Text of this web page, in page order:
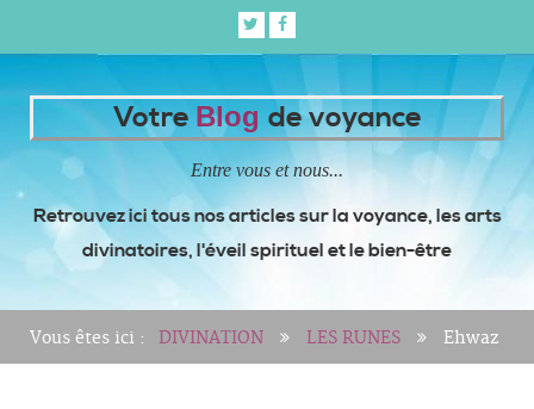
VotreBlog de voyance
Entre vous et nous...
Retrouvez ici tous nos articles sur la voyance, les arts
divinatoires, l'éveil spirituel et le bien-être
Vous êtes ici : DIVINATION LES RUNES Ehwaz